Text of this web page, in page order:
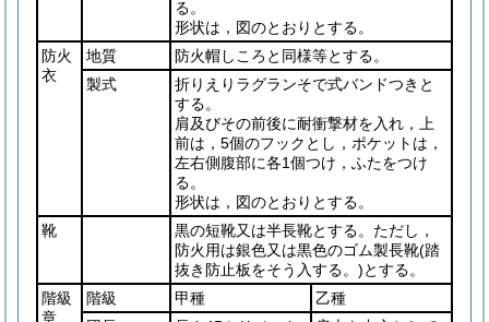
る。
形状は，図のとおりとする。
防火
衣
地質
防火帽しころと同様等とする。
製式
折りえりラグランそで式バンドつきと
する。
肩及びその前後に耐衝撃材を入れ，上
前は，5個のフックとし，ポケットは，
左右側腹部に各1個つけ，ふたをつけ
る。
形状は，図のとおりとする。
靴
黒の短靴又は半長靴とする。ただし，
防火用は銀色又は黒色のゴム製長靴(踏
抜き防止板をそう入する。)とする。
階級
章
階級 甲種
乙種